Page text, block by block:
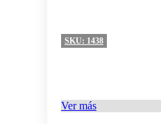
SKU: 1438
Ver más